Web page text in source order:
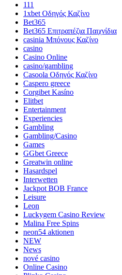
111
1xbet Οδηγός Καζίνο
Bet365
Bet365 Επιτραπέζια Παιχνίδια
casinia Μπόνους Καζίνο
casino
Casino Online
casino/gambling
Casoola Οδηγός Καζίνο
Caspero greece
Corgibet Kasíno
Elitbet
Entertainment
Experiencies
Gambling
Gambling/Casino
Games
GGbet Greece
Greatwin online
Hasardspel
Interwetten
Jackpot BOB France
Leisure
Leon
Luckygem Casino Review
Malina Free Spins
neon54 aktionen
NEW
News
nové casino
Online Casino